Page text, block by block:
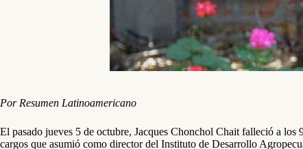
Por Resumen Latinoamericano
El pasado jueves 5 de octubre, Jacques Chonchol Chait falleció a
cargos que asumió como director del Instituto de Desarrollo